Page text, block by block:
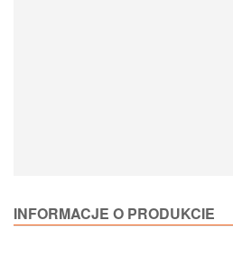
INFORMACJE O PRODUKCIE